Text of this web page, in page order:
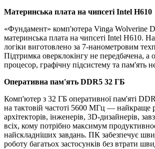
Материнська плата на чипсеті Intel H610
«Фундамент» комп'ютера Vinga Wolverine
материнська плата на чипсеті Intel H610.
логіки виготовлено за 7-нанометровим
Підтримка оверклокінгу не передбачена, а
процесор, графічну підсистему та пам'ять
Оперативна пам'ять DDR5 32 ГБ
Комп'ютер з 32 ГБ оперативної пам'яті
на тактовій частоті 5600 МГц — найкраще
архітекторів, інженерів, 3D-дизайнерів,
всіх, кому потрібно максимум
найскладніших завдань. ПК забезпечує
роботу багатьох застосунків без втрати